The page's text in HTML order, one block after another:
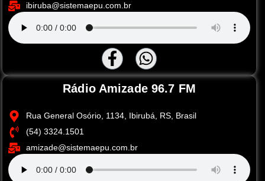
ibiruba@sistemaepu.com.br
Rádio Amizade 96.7 FM
Rua General Osório, 1134, Ibirubá, RS, Brasil
(54) 3324.1501
amizade@sistemaepu.com.br